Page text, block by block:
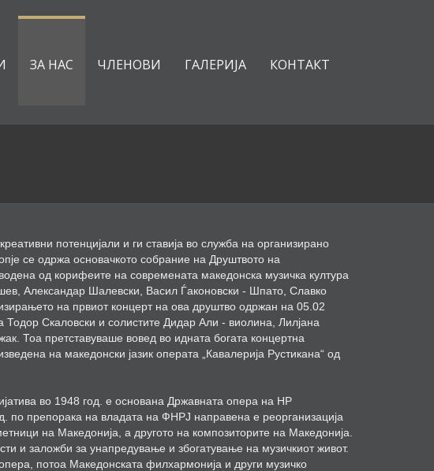
ЗА НАС ЧЛЕНОВИ ГАЛЕРИЈА КОНТАКТ
потенцијали и ги ставија во служба на организирано
се одржа основачкото собрание на Друштвото на
од корифеите на современата македонска музичка култура
Александар Шалевски, Васил Ѓаконовски - Шпато, Славко
на првиот концерт на ова друштво одржан на 05.02
Тодор Скаловски и солистите Дидар Али - виолина, Лилјана
Тоа претставуваше вовед во идната богата концертна
на македонски јазик операта „Кавалерија Рустикана“ од
во 1948 год. е основана Државната опера на НР
по препорака на владата на ФНРЈ направена е реорганизација
на Македонија, а другото на композиторите на Македонија.
и заложби за унапредување и збогатување на музичкиот живот.
потоа Македонската филхармонија и други музичко